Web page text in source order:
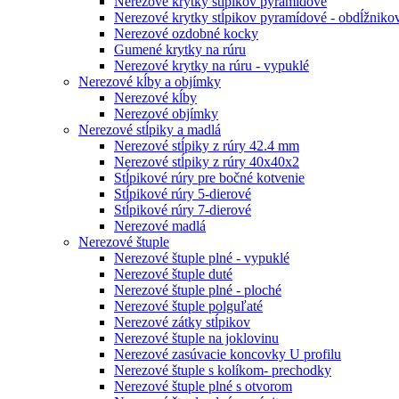
Nerezové krytky stĺpikov pyramídové -
Nerezové ozdobné kocky
Gumené krytky na rúru
Nerezové krytky na rúru - vypuklé
Nerezové kĺby a objímky
Nerezové kĺby
Nerezové objímky
Nerezové stĺpiky a madlá
Nerezové stĺpiky z rúry 42.4 mm
Nerezové stĺpiky z rúry 40x40x2
Stĺpikové rúry pre bočné kotvenie
Stĺpikové rúry 5-dierové
Stĺpikové rúry 7-dierové
Nerezové madlá
Nerezové štuple
Nerezové štuple plné - vypuklé
Nerezové štuple duté
Nerezové štuple plné - ploché
Nerezové štuple polguľaté
Nerezové zátky stĺpikov
Nerezové štuple na joklovinu
Nerezové zasúvacie koncovky U profilu
Nerezové štuple s kolíkom- prechodky
Nerezové štuple plné s otvorom